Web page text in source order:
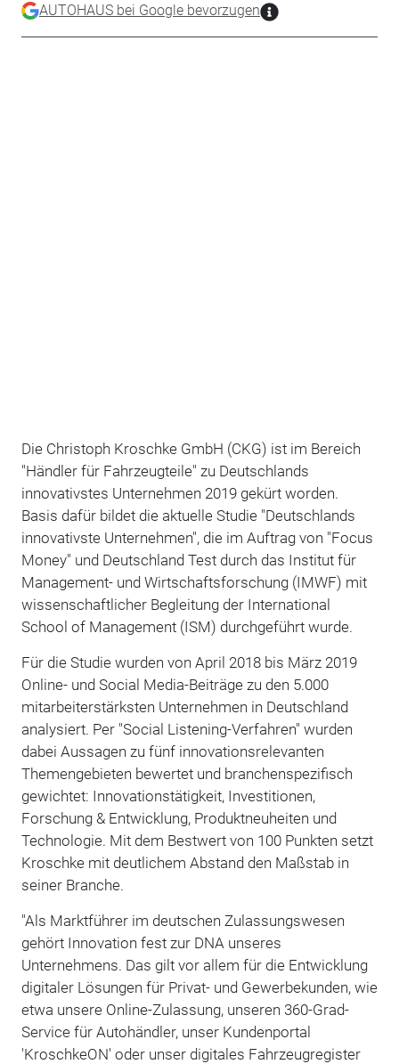
AUTOHAUS bei Google bevorzugen
Die Christoph Kroschke GmbH (CKG) ist im Bereich
"Händler für Fahrzeugteile" zu Deutschlands
innovativstes Unternehmen 2019 gekürt worden.
Basis dafür bildet die aktuelle Studie "Deutschlands
innovativste Unternehmen", die im Auftrag von "Focus
Money" und Deutschland Test durch das Institut für
Management- und Wirtschaftsforschung (IMWF) mit
wissenschaftlicher Begleitung der International
School of Management (ISM) durchgeführt wurde.
Für die Studie wurden von April 2018 bis März 2019
Online- und Social Media-Beiträge zu den 5.000
mitarbeiterstärksten Unternehmen in Deutschland
analysiert. Per "Social Listening-Verfahren" wurden
dabei Aussagen zu fünf innovationsrelevanten
Themengebieten bewertet und branchenspezifisch
gewichtet: Innovationstätigkeit, Investitionen,
Forschung & Entwicklung, Produktneuheiten und
Technologie. Mit dem Bestwert von 100 Punkten setzt
Kroschke mit deutlichem Abstand den Maßstab in
seiner Branche.
"Als Marktführer im deutschen Zulassungswesen
gehört Innovation fest zur DNA unseres
Unternehmens. Das gilt vor allem für die Entwicklung
digitaler Lösungen für Privat- und Gewerbekunden, wie
etwa unsere Online-Zulassung, unseren 360-Grad-
Service für Autohändler, unser Kundenportal
'KroschkeON' oder unser digitales Fahrzeugregister